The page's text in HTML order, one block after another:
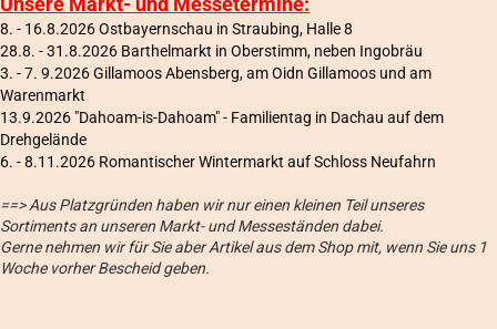
8. - 16.8.2026 Ostbayernschau in Straubing, Halle 8
28.8. - 31.8.2026 Barthelmarkt in Oberstimm, neben Ingobräu
3. - 7. 9.2026 Gillamoos Abensberg, am Oidn Gillamoos und am
Warenmarkt
13.9.2026 "Dahoam-is-Dahoam" - Familientag in Dachau auf dem
Drehgelände
6. - 8.11.2026 Romantischer Wintermarkt auf Schloss Neufahrn
==> Aus Platzgründen haben wir nur einen kleinen Teil unseres
Sortiments an unseren Markt- und Messeständen dabei.
Gerne nehmen wir für Sie aber Artikel aus dem Shop mit, wenn Sie uns 1
Woche vorher Bescheid geben.